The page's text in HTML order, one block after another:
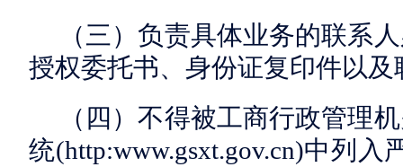
（三）负责具体业务的联系
授权委托书、身份证复印件以
（四）不得被工商行政管理
统(http:www.gsxt.gov.cn)中列